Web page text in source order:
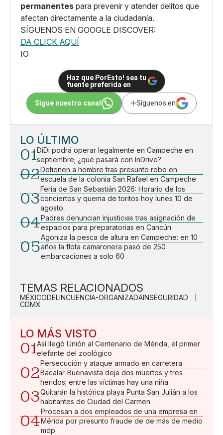
permanentes para prevenir y atender delitos que
afectan directamente a la ciudadanía.
SÍGUENOS EN GOOGLE DISCOVER:
DA CLICK AQUÍ
IO
Haz que PorEsto! sea tu
fuente preferida en
Sigue nuestro canal Síguenos en
LO ÚLTIMO
01DiDi podrá operar legalmente en Campeche en
septiembre; ¿qué pasará con InDrive?
02Detienen a hombre tras presunto robo en
escuela de la colonia San Rafael en Campeche
03
Feria de San Sebastián 2026: Horario de los
conciertos y quema de toritos hoy lunes 10 de
agosto
04Padres denuncian injusticias tras asignación de
espacios para preparatorias en Cancún
05
Agoniza la pesca de altura en Campeche: en 10
años la flota camaronera pasó de 250
embarcaciones a solo 60
TEMAS RELACIONADOS
MÉXICODELINCUENCIA-ORGANIZADAINSEGURIDAD
CDMX
LO MÁS VISTO
01Así llegó Unión al Centenario de Mérida, el primer
elefante del zoológico
02
Persecución y ataque armado en carretera
Bacalar-Buenavista deja dos muertos y tres
heridos; entre las víctimas hay una niña
03Quitarán la histórica playa Punta San Julián a los
habitantes de Ciudad del Carmen
04
Procesan a dos empleados de una empresa en
Mérida por presunto fraude de de más de medio
mdp